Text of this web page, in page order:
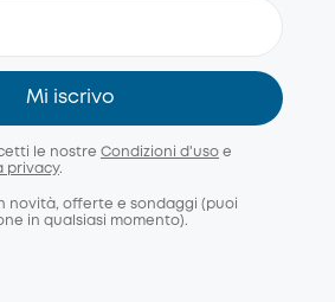
Mi iscrivo
le nostre Condizioni d'uso e
privacy.
novità, offerte e sondaggi (puoi
in qualsiasi momento).